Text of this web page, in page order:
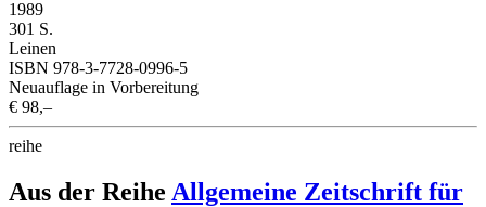
1989
301 S.
Leinen
ISBN 978-3-7728-0996-5
Neuauflage in Vorbereitung
€ 98,–
reihe
Aus der Reihe Allgemeine Zeitschrift für